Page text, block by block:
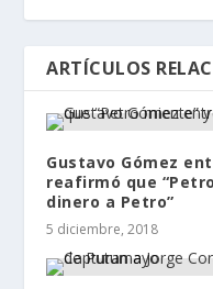
ARTÍCULOS
Gustavo Gómez
reafirmó que
dinero a Petro”
5 diciembre, 2018